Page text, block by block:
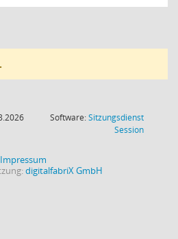
Software:Sitzungsdienst
Session(Wird in
Impressum
digitalfabriX GmbH